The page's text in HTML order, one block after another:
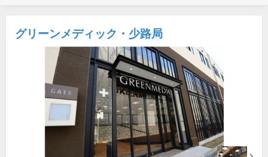
グリーンメディック・少路局